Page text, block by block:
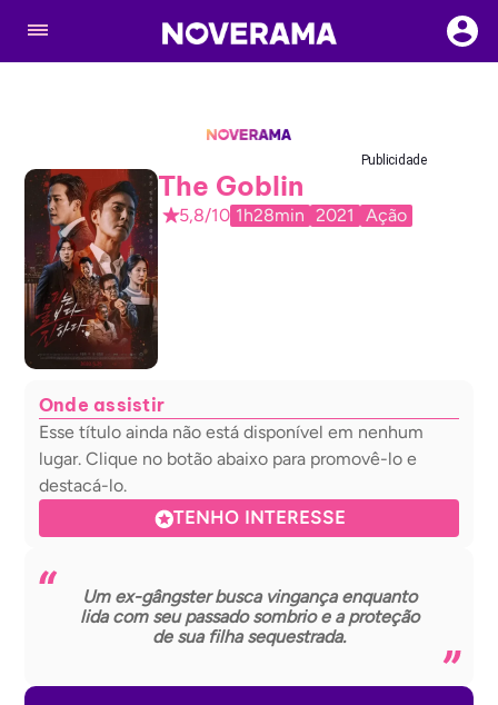
Publicidade
The Goblin
5,8/10 1h28min 2021 Ação
Onde assistir
Esse título ainda não está disponível em nenhum
lugar. Clique no botão abaixo para promovê-lo e
destacá-lo.
TENHO INTERESSE
Um ex-gângster busca vingança enquanto
lida com seu passado sombrio e a proteção
de sua filha sequestrada.